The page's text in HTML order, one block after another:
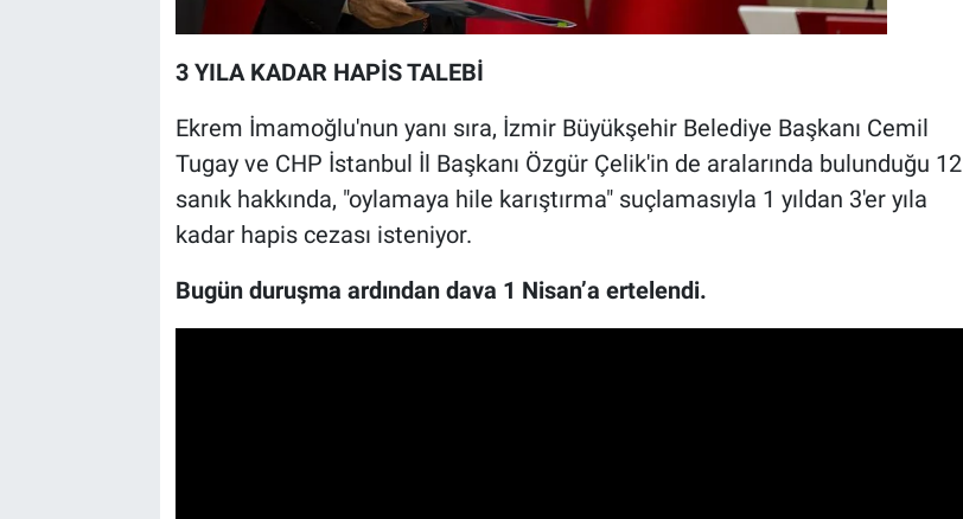
3 YILA KADAR HAPİS TALEBİ
Ekrem İmamoğlu'nun yanı sıra, İzmir Büyükşehir Belediye Başkanı Cemil
Tugay ve CHP İstanbul İl Başkanı Özgür Çelik'in de aralarında bulunduğu 12
sanık hakkında, "oylamaya hile karıştırma" suçlamasıyla 1 yıldan 3'er yıla
kadar hapis cezası isteniyor.
Bugün duruşma ardından dava 1 Nisan’a ertelendi.